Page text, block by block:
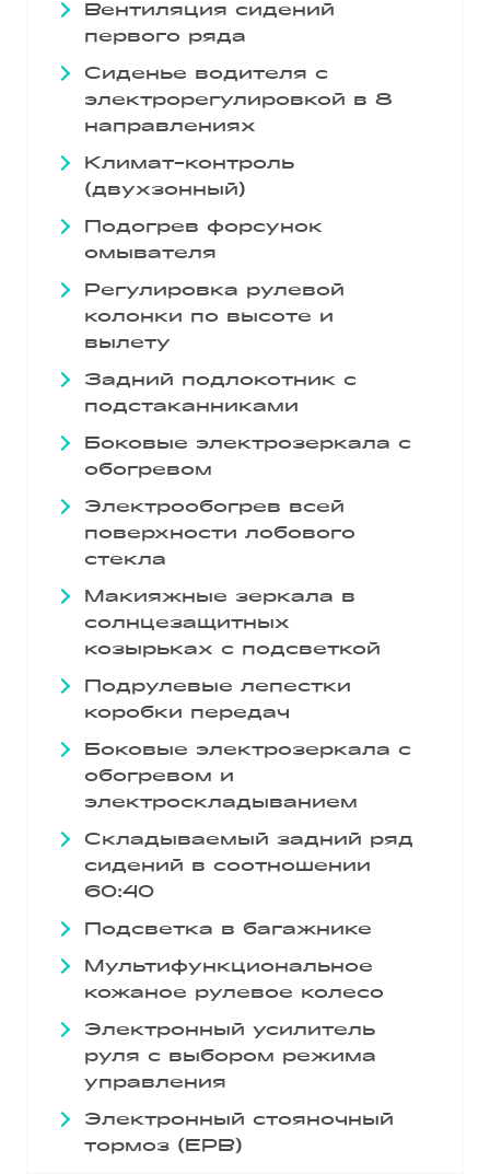
Вентиляция сидений
первого ряда
Сиденье водителя с
электрорегулировкой в 8
направлениях
Климат-контроль
(двухзонный)
Подогрев форсунок
омывателя
Регулировка рулевой
колонки по высоте и
вылету
Задний подлокотник с
подстаканниками
Боковые электрозеркала с
обогревом
Электрообогрев всей
поверхности лобового
стекла
Макияжные зеркала в
солнцезащитных
козырьках с подсветкой
Подрулевые лепестки
коробки передач
Боковые электрозеркала с
обогревом и
электроскладыванием
Складываемый задний ряд
сидений в соотношении
60:40
Подсветка в багажнике
Мультифункциональное
кожаное рулевое колесо
Электронный усилитель
руля с выбором режима
управления
Электронный стояночный
тормоз (EPB)